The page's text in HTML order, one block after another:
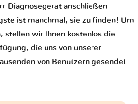
Diagnosegerät anschließen
ist manchmal, sie zu finden! Um
stellen wir Ihnen kostenlos die
die uns von unserer
von Benutzern gesendet